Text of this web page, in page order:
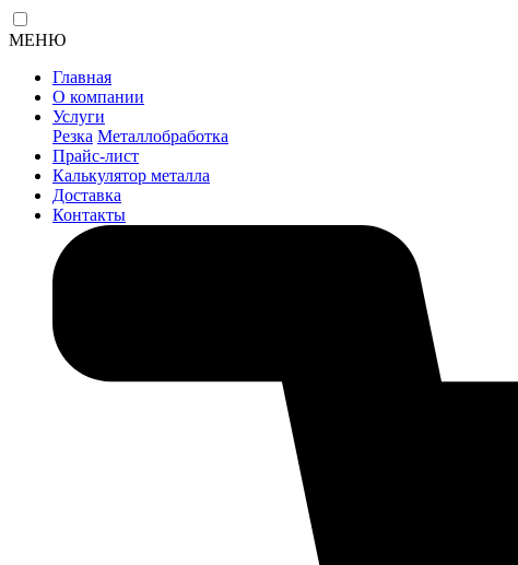
МЕНЮ
Главная
О компании
Услуги
Резка Металлобработка
Прайс-лист
Калькулятор металла
Доставка
Контакты